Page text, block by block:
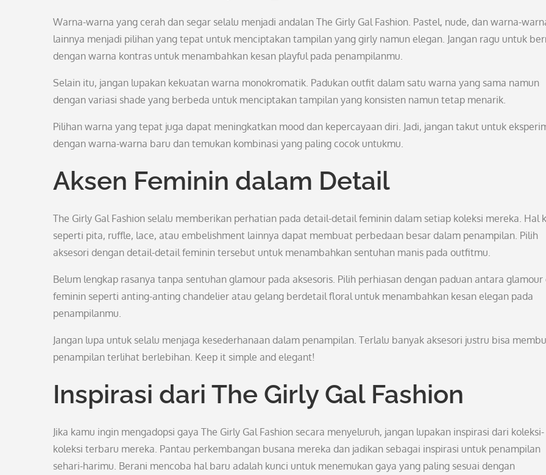
Warna-warna yang cerah dan segar selalu menjadi andalan The Girly Gal Fashion. Pastel, nude, dan warna-
lainnya menjadi pilihan yang tepat untuk menciptakan tampilan yang girly namun elegan. Jangan ragu untuk
dengan warna kontras untuk menambahkan kesan playful pada penampilanmu.
Selain itu, jangan lupakan kekuatan warna monokromatik. Padukan outfit dalam satu warna yang sama namun
dengan variasi shade yang berbeda untuk menciptakan tampilan yang konsisten namun tetap menarik.
Pilihan warna yang tepat juga dapat meningkatkan mood dan kepercayaan diri. Jadi, jangan takut untuk
dengan warna-warna baru dan temukan kombinasi yang paling cocok untukmu.
Aksen Feminin dalam Detail
The Girly Gal Fashion selalu memberikan perhatian pada detail-detail feminin dalam setiap koleksi mereka. Hal
seperti pita, ruffle, lace, atau embelishment lainnya dapat membuat perbedaan besar dalam penampilan. Pilih
aksesori dengan detail-detail feminin tersebut untuk menambahkan sentuhan manis pada outfitmu.
Belum lengkap rasanya tanpa sentuhan glamour pada aksesoris. Pilih perhiasan dengan paduan antara glamour
feminin seperti anting-anting chandelier atau gelang berdetail floral untuk menambahkan kesan elegan pada
penampilanmu.
Jangan lupa untuk selalu menjaga kesederhanaan dalam penampilan. Terlalu banyak aksesori justru bisa
penampilan terlihat berlebihan. Keep it simple and elegant!
Inspirasi dari The Girly Gal Fashion
Jika kamu ingin mengadopsi gaya The Girly Gal Fashion secara menyeluruh, jangan lupakan inspirasi dari koleksi-
koleksi terbaru mereka. Pantau perkembangan busana mereka dan jadikan sebagai inspirasi untuk penampilan
sehari-harimu. Berani mencoba hal baru adalah kunci untuk menemukan gaya yang paling sesuai dengan